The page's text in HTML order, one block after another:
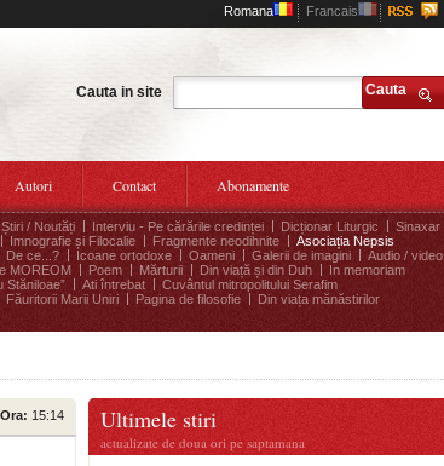
Romana Francais
Cauta in site Cauta
Autori Contact Abonamente
Știri / Noutăți Interviu - Pe cărările credinței Dicționar Liturgic
Sinaxar
Imnografie și Filocalie Fragmente neodihnite
Asociația Nepsis
De ce...? Icoane ortodoxe Oameni Galerii de imagini
Audio / video
MOREOM Poem Mărturii Din viață și din Duh
In memoriam
Stăniloae” Ati întrebat
Cuvântul mitropolitului Serafim
Făuritorii Marii Uniri Pagina de filosofie
Din viața mănăstirilor
Ora: 15:14 Ultimele stiri
actualizate de doua ori pe saptamana